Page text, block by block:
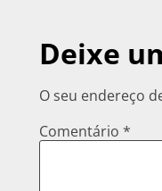
Deixe
O seu endereço
Comentário *